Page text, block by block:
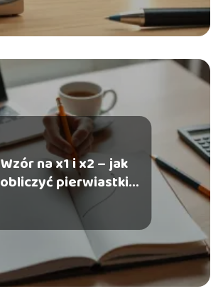
Wzór na x1 i x2 – jak
obliczyć pierwiastki
trójmianu?